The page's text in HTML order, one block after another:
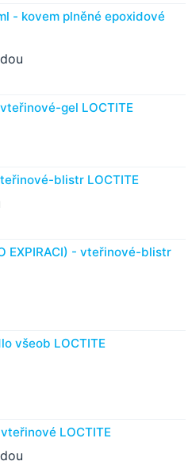
- kovem plněné epoxidové
gel LOCTITE
blistr LOCTITE
EXPIRACI) - vteřinové-blistr
všeob LOCTITE
LOCTITE